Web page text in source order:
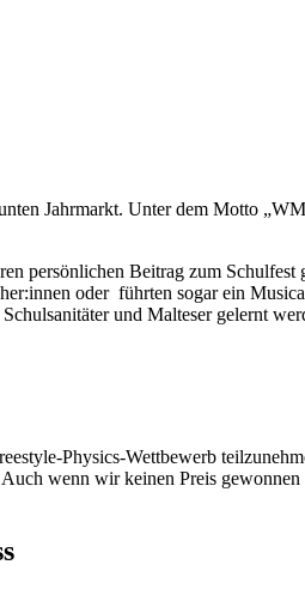
Jahrmarkt. Unter dem Motto
persönlichen Beitrag zum
oder führten sogar ein
und Malteser gelernt
Physics-Wettbewerb
wenn wir keinen Preis